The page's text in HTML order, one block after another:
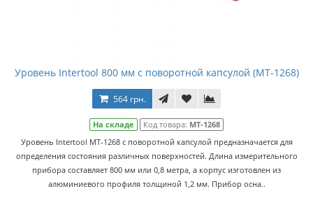
Уровень Intertool 800 мм с поворотной капсулой (MT-1268)
564 грн.
На складе Код товара: MT-1268
Уровень Intertool MT-1268 с поворотной капсулой предназначается для
определения состояния различных поверхностей. Длина измерительного
прибора составляет 800 мм или 0,8 метра, а корпус изготовлен из
алюминиевого профиля толщиной 1,2 мм. Прибор осна..